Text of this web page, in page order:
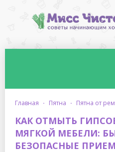
главная · пятна · пятна от
КАК ОТМЫТЬ
МЯГКОЙ МЕБЕЛИ:
БЕЗОПАСНЫЕ